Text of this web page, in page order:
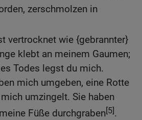
zerschmolzen in
vertrocknet wie {gebrannter}
klebt an meinem Gaumen;
Todes legst du mich.
mich umgeben, eine Rotte
umzingelt. Sie haben
Füße durchgraben[5].